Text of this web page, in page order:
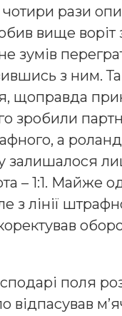
рази
вище воріт
зумів
з ним. Та
щоправда
зробили
а
залишалося
– 1:1. Майже
з лінії
поля